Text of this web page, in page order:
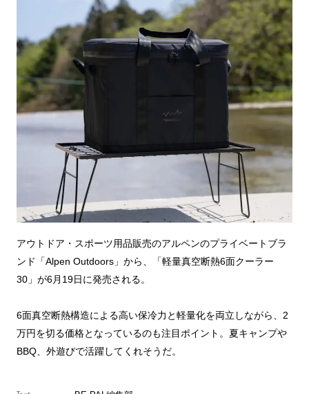
アウトドア・スポーツ用品販売のアルペンのプライベートブラ
ンド「Alpen Outdoors」から、「軽量真空断熱6面クーラー
30」が6月19日に発売される。
6面真空断熱構造による高い保冷力と軽量化を両立しながら、2
万円を切る価格となっているのも注目ポイント。夏キャンプや
BBQ、外遊びで活躍してくれそうだ。